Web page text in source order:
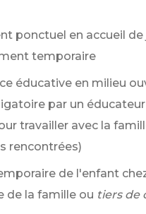
ponctuel en accueil de
temporaire
éducative en milieu
par un
travailler avec la
rencontrées)
de l'enfant
de la famille ou tiers de